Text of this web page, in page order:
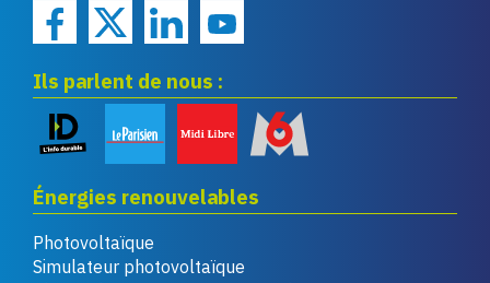
Ils parlent de nous :
Énergies renouvelables
Photovoltaïque
Simulateur photovoltaïque